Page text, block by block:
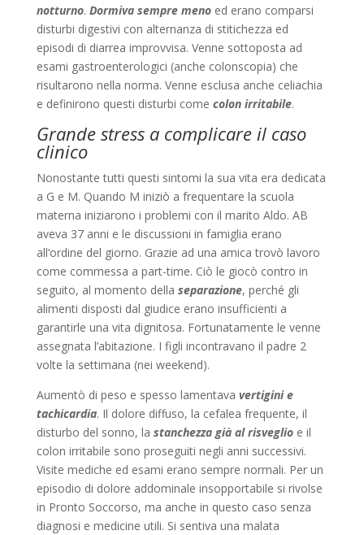
notturno. Dormiva sempre menoed erano comparsi
disturbi digestivi con alternanza di stitichezza ed
episodi di diarrea improvvisa. Venne sottoposta ad
esami gastroenterologici (anche colonscopia) che
risultarono nella norma. Venne esclusa anche celiachia
e definirono questi disturbi come colon irritabile.
Grande stress a complicare il caso
clinico
Nonostante tutti questi sintomi la sua vita era dedicata
a G e M. Quando M iniziò a frequentare la scuola
materna iniziarono i problemi con il marito Aldo. AB
aveva 37 anni e le discussioni in famiglia erano
all’ordine del giorno. Grazie ad una amica trovò lavoro
come commessa a part-time. Ciò le giocò contro in
seguito, al momento della separazione, perché gli
alimenti disposti dal giudice erano insufficienti a
garantirle una vita dignitosa. Fortunatamente le venne
assegnata l’abitazione. I figli incontravano il padre 2
volte la settimana (nei weekend).
Aumentò di peso e spesso lamentava vertigini e
tachicardia. Il dolore diffuso, la cefalea frequente, il
disturbo del sonno, la stanchezza già al risveglioe il
colon irritabile sono proseguiti negli anni successivi.
Visite mediche ed esami erano sempre normali. Per un
episodio di dolore addominale insopportabile si rivolse
in Pronto Soccorso, ma anche in questo caso senza
diagnosi e medicine utili. Si sentiva una malata